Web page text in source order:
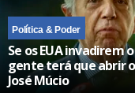
Política & Poder
Se os EUA invadirem
gente terá que abrir
José Múcio